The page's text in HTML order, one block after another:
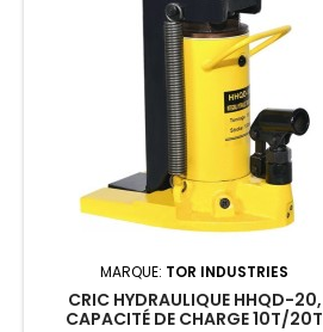
MARQUE: TOR INDUSTRIES
CRIC HYDRAULIQUE HHQD-20,
CAPACITÉ DE CHARGE 10T/20T